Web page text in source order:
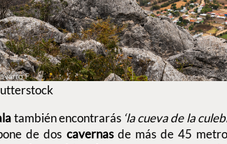
también encontrarás ‘la cueva de la
de dos cavernasde más de 45